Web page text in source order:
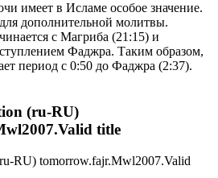
имеет в Исламе особое значение.
дополнительной молитвы.
с Магриба (21:15) и
Фаджра. Таким образом,
период с 0:50 до Фаджра (2:37).
(ru-RU)
title
RU) tomorrow.fajr.Mwl2007.Valid